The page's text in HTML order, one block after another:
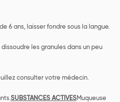
6 ans, laisser fondre sous la langue.
les granules dans un peu
consulter votre médecin.
SUBSTANCES ACTIVESMuqueuse